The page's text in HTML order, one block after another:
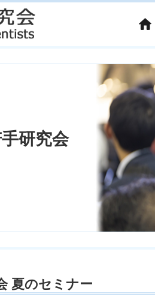
研究会
夏のセミナー